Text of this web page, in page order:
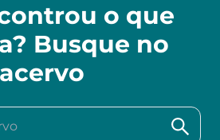
o que
Busque no
acervo